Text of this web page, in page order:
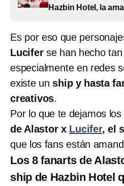
Hazbin Hotel, la
Es por eso que
Lucifer se han hecho
especialmente en redes
existe un ship y hasta
creativos.
Por lo que te dejamos
de Alastor x Lucifer, el
que los fans están
Los 8 fanarts de
ship de Hazbin Hotel